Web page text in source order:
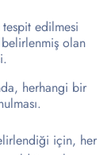
tespit edilmesi
olan
herhangi bir
için, her